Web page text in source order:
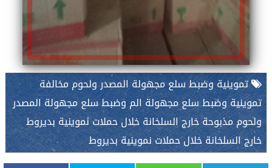
تموينية وضبط سلع مجهولة المصدر ولحوم مخالفة
تموينية وضبط سلع مجهولة الم وضبط سلع مجهولة المصدر
ولحوم مذبوحة خارج السلخانة خلال حملات نموينية بديروط
خارج السلخانة خلال حملات نموينية بديروط